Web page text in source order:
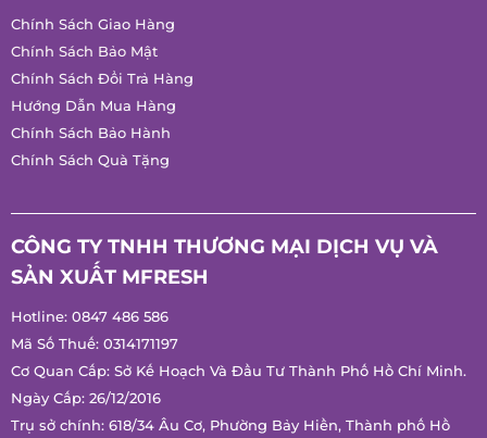
Chính Sách Giao Hàng
Chính Sách Bảo Mật
Chính Sách Đổi Trả Hàng
Hướng Dẫn Mua Hàng
Chính Sách Bảo Hành
Chính Sách Quà Tặng
CÔNG TY TNHH THƯƠNG MẠI DỊCH VỤ VÀ
SẢN XUẤT MFRESH
Hotline: 0847 486 586
Mã Số Thuế: 0314171197
Cơ Quan Cấp: Sở Kế Hoạch Và Đầu Tư Thành Phố Hồ Chí Minh.
Ngày Cấp: 26/12/2016
Trụ sở chính: 618/34 Âu Cơ, Phường Bảy Hiền, Thành phố Hồ